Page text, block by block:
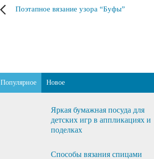
Поэтапное вязание узора “Буфы”
Популярное Новое
Яркая бумажная посуда для
детских игр в аппликациях и
поделках
Способы вязания спицами